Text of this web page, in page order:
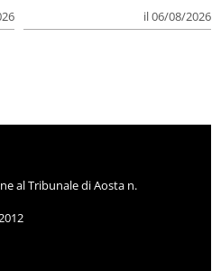
il 06/08/2026
al Tribunale di Aosta n.